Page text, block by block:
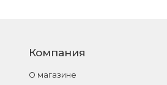
Компания
О магазине